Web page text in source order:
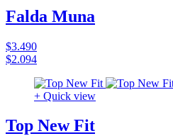
Falda Muna
$3.490
$2.094
+ Quick view
Top New Fit